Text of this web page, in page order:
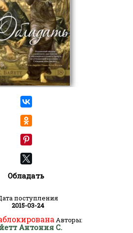
Обладать
поступления
2015-03-24
Авторы:
Антония С.